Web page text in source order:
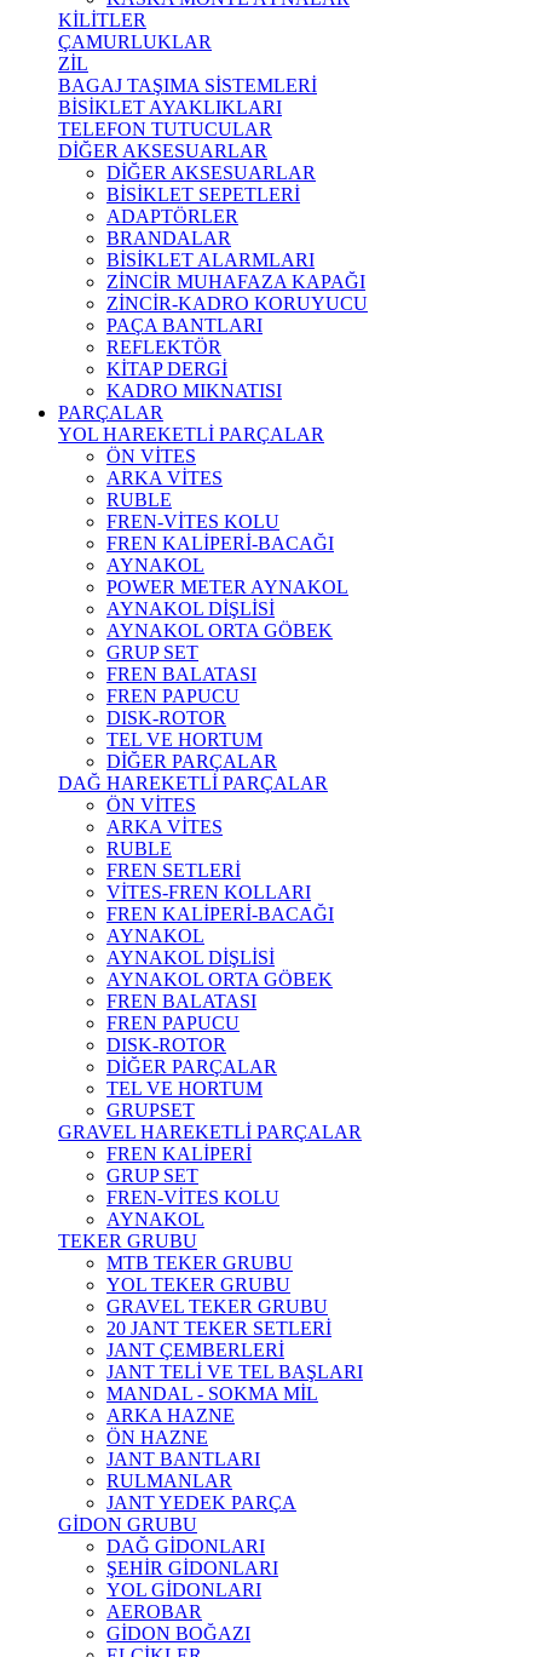
KİLİTLER
ÇAMURLUKLAR
ZİL
BAGAJ TAŞIMA SİSTEMLERİ
BİSİKLET AYAKLIKLARI
TELEFON TUTUCULAR
DİĞER AKSESUARLAR
DİĞER AKSESUARLAR
BİSİKLET SEPETLERİ
ADAPTÖRLER
BRANDALAR
BİSİKLET ALARMLARI
ZİNCİR MUHAFAZA KAPAĞI
ZİNCİR-KADRO KORUYUCU
PAÇA BANTLARI
REFLEKTÖR
KİTAP DERGİ
KADRO MIKNATISI
PARÇALAR
YOL HAREKETLİ PARÇALAR
ÖN VİTES
ARKA VİTES
RUBLE
FREN-VİTES KOLU
FREN KALİPERİ-BACAĞI
AYNAKOL
POWER METER AYNAKOL
AYNAKOL DİŞLİSİ
AYNAKOL ORTA GÖBEK
GRUP SET
FREN BALATASI
FREN PAPUCU
DISK-ROTOR
TEL VE HORTUM
DİĞER PARÇALAR
DAĞ HAREKETLİ PARÇALAR
ÖN VİTES
ARKA VİTES
RUBLE
FREN SETLERİ
VİTES-FREN KOLLARI
FREN KALİPERİ-BACAĞI
AYNAKOL
AYNAKOL DİŞLİSİ
AYNAKOL ORTA GÖBEK
FREN BALATASI
FREN PAPUCU
DISK-ROTOR
DİĞER PARÇALAR
TEL VE HORTUM
GRUPSET
GRAVEL HAREKETLİ PARÇALAR
FREN KALİPERİ
GRUP SET
FREN-VİTES KOLU
AYNAKOL
TEKER GRUBU
MTB TEKER GRUBU
YOL TEKER GRUBU
GRAVEL TEKER GRUBU
20 JANT TEKER SETLERİ
JANT ÇEMBERLERİ
JANT TELİ VE TEL BAŞLARI
MANDAL - SOKMA MİL
ARKA HAZNE
ÖN HAZNE
JANT BANTLARI
RULMANLAR
JANT YEDEK PARÇA
GİDON GRUBU
DAĞ GİDONLARI
ŞEHİR GİDONLARI
YOL GİDONLARI
AEROBAR
GİDON BOĞAZI